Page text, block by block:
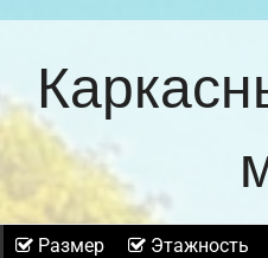
Размер Этажность